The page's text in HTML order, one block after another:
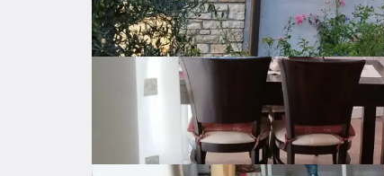
Listing ID: 09249314
Brtonigla
Istarska županija
210.000 €